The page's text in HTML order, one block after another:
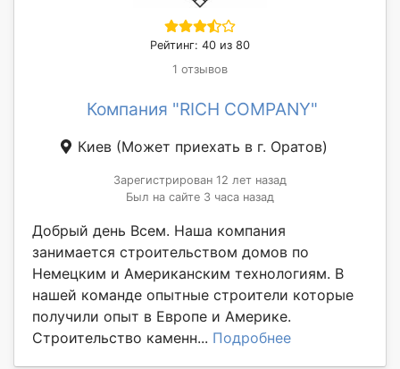
Рейтинг: 40 из 80
1 отзывов
Компания "RICH COMPANY"
Киев (Может приехать в г. Оратов)
Зарегистрирован 12 лет назад
Был на сайте 3 часа назад
Добрый день Всем. Наша компания
занимается строительством домов по
Немецким и Американским технологиям. В
нашей команде опытные строители которые
получили опыт в Европе и Америке.
Строительство каменн... Подробнее